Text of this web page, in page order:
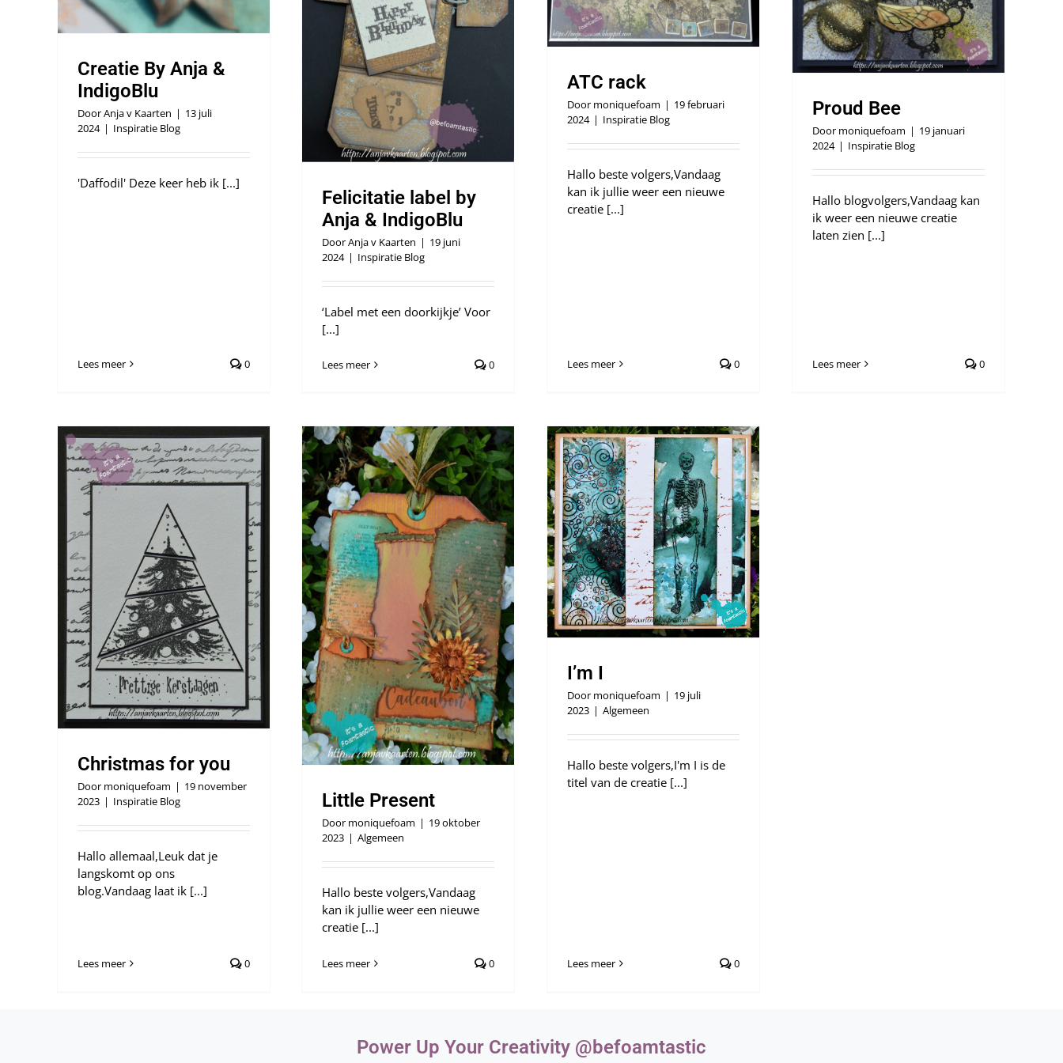
Creatie By Anja &
IndigoBlu
DoorAnja v Kaarten | 13 juli
2024 | Inspiratie Blog
'Daffodil' Deze keer heb ik [...]
Lees meer 0
Felicitatie label by Anja & IndigoBlu
Inspiratie Blog
Felicitatie label by
Anja & IndigoBlu
DoorAnja v Kaarten | 19 juni
2024 | Inspiratie Blog
‘Label met een doorkijkje’ Voor
[...]
Lees meer 0
ATC rack
Door moniquefoam | 19 februari
2024 | Inspiratie Blog
Hallo beste volgers,Vandaag
kan ik jullie weer een nieuwe
creatie [...]
Lees meer 0
Proud Bee
Door moniquefoam | 19 januari
2024 | Inspiratie Blog
Hallo blogvolgers,Vandaag kan
ik weer een nieuwe creatie
laten zien [...]
Lees meer 0
Christmas for you
Door moniquefoam | 19 november
2023 | Inspiratie Blog
Hallo allemaal,Leuk dat je
langskomt op ons
blog.Vandaag laat ik [...]
Lees meer 0
Little Present
Algemeen
Little Present
Door moniquefoam | 19 oktober
2023 | Algemeen
Hallo beste volgers,Vandaag
kan ik jullie weer een nieuwe
creatie [...]
Lees meer 0
I’m I
Algemeen
I’m I
Door moniquefoam | 19 juli
2023 | Algemeen
Hallo beste volgers,I'm I is de
titel van de creatie [...]
Lees meer 0
Power Up Your Creativity @befoamtastic